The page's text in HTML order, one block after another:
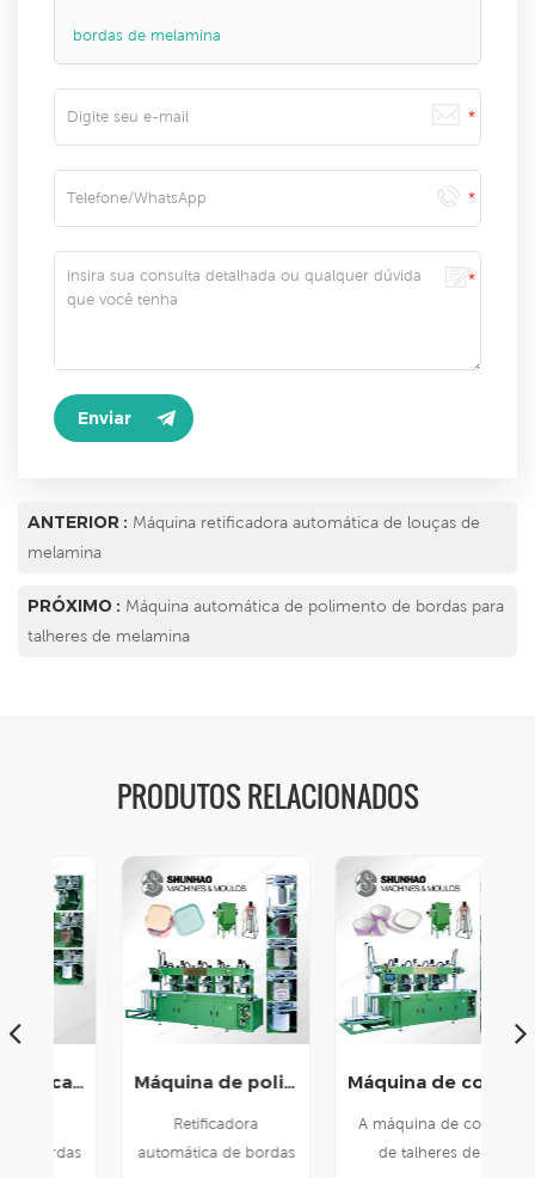
bordas de melamina
ANTERIOR : Máquina retificadora automática de louças de
melamina
PRÓXIMO : Máquina automática de polimento de bordas para
talheres de melamina
PRODUTOS RELACIONADOS
Máquina de polimento de louças de melamina totalmente automática
Retificadora
automática de bordas
Máquina de corte de talheres de melamina de alta eficiência
A máquina de corte
de talheres de